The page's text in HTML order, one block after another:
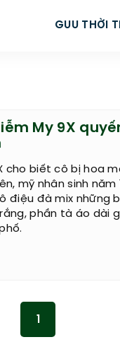
GUU THỜI
My 9X
cho biết cô bị hoa
mỹ nhân sinh
điệu đà mix những
phần tà áo dài